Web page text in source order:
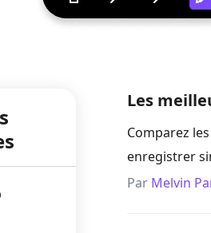
Les
Comparez
enregistrer
Par Melvin